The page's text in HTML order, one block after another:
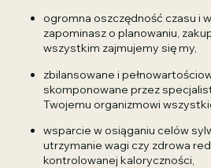
ogromna oszczędność czasu i
zapominasz o planowaniu,
wszystkim zajmujemy się my,
zbilansowane i
skomponowane przez
Twojemu organizmowi
wsparcie w osiąganiu celów
utrzymanie wagi czy zdrowa
kontrolowanej kaloryczności,